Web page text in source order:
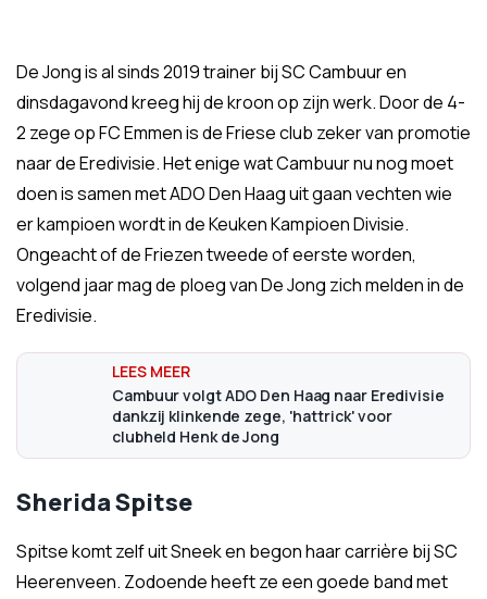
De Jong is al sinds 2019 trainer bij SC Cambuur en
dinsdagavond kreeg hij de kroon op zijn werk. Door de 4-
2 zege op FC Emmen is de Friese club zeker van promotie
naar de Eredivisie. Het enige wat Cambuur nu nog moet
doen is samen met ADO Den Haag uit gaan vechten wie
er kampioen wordt in de Keuken Kampioen Divisie.
Ongeacht of de Friezen tweede of eerste worden,
volgend jaar mag de ploeg van De Jong zich melden in de
Eredivisie.
Cambuur volgt ADO Den Haag naar Eredivisie
dankzij klinkende zege, 'hattrick' voor
clubheld Henk de Jong
Sherida Spitse
Spitse komt zelf uit Sneek en begon haar carrière bij SC
Heerenveen. Zodoende heeft ze een goede band met